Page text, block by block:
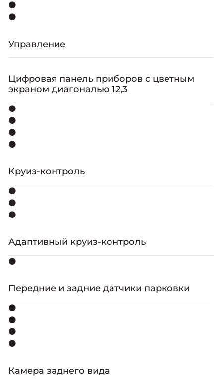
⚫
⚫
Управление
Цифровая панель приборов с цветным
экраном диагональю 12,3
⚫
⚫
⚫
⚫
Круиз-контроль
⚫
⚫
⚫
Адаптивный круиз-контроль
⚫
Передние и задние датчики парковки
⚫
⚫
⚫
⚫
Камера заднего вида